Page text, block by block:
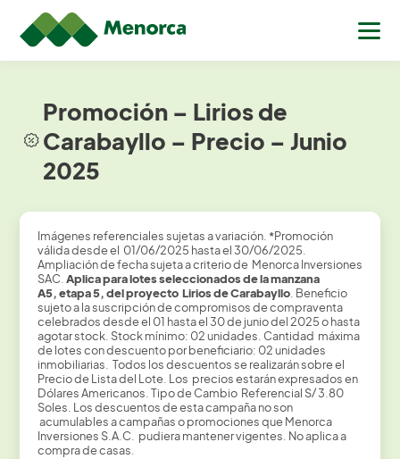
Promoción – Lirios de
Carabayllo – Precio – Junio
2025
Imágenes referenciales sujetas a variación. *Promoción
válida desde el 01/06/2025 hasta el 30/06/2025.
Ampliación de fecha sujeta a criterio de Menorca Inversiones
SAC. Aplicapara lotesseleccionados de la manzana
A5, etapa 5,delproyecto LiriosdeCarabayllo. Beneficio
sujeto a la suscripción de compromisos de compraventa
celebrados desde el 01 hasta el 30 de junio del 2025 o hasta
agotar stock. Stock mínimo: 02 unidades. Cantidad máxima
de lotes con descuento por beneficiario: 02 unidades
inmobiliarias. Todos los descuentos se realizarán sobre el
Precio de Lista del Lote. Los precios estarán expresados en
Dólares Americanos. Tipo de Cambio Referencial S/ 3.80
Soles. Los descuentos de esta campaña no son
acumulables a campañas o promociones que Menorca
Inversiones S.A.C. pudiera mantener vigentes. No aplica a
compra de casas.